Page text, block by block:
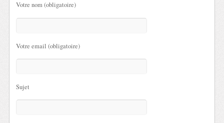
Votre nom (obligatoire)
Votre email (obligatoire)
Sujet